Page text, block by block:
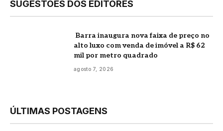
SUGESTÕES DOS EDITORES
Barra inaugura nova faixa de preço no
alto luxo com venda de imóvel a R$ 62
mil por metro quadrado
agosto 7, 2026
ÚLTIMAS POSTAGENS